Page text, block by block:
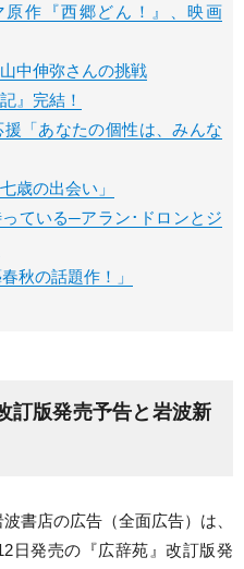
原作『西郷どん！』、映画
中伸弥さんの挑戦
』完結！
「あなたの個性は、みんな
歳の出会い」
ている─アラン･ドロンとジ
秋の話題作！」
訂版発売予告と岩波新
書店の広告（全面広告）は、
日発売の『広辞苑』改訂版発